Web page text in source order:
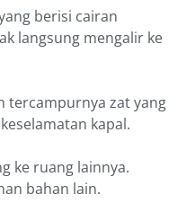
berisi cairan
langsung mengalir ke
tercampurnya zat yang
kapal.
ke ruang lainnya.
bahan lain.